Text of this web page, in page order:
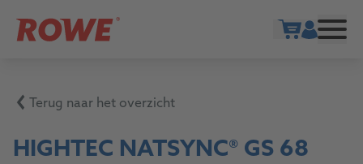
Terug naar het overzicht
HIGHTEC NATSYNC® GS 68